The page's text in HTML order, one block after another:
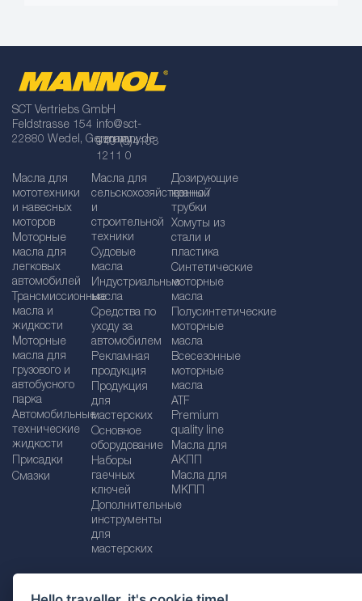
SCT Vertriebs GmbH
Feldstrasse 154
22880 Wedel, Germany
info@sct-
germany.de
+49 (0)4103
1211 0
Масла для
мототехники
и навесных
моторов
Моторные
масла для
легковых
автомобилей
Трансмиссионные
масла и
жидкости
Моторные
масла для
грузового и
автобусного
парка
Автомобильные
технические
жидкости
Присадки
Смазки
Масла для
сельскохозяйственной
и
строительной
техники
Судовые
масла
Индустриальные
масла
Средства по
уходу за
автомобилем
Рекламная
продукция
Продукция
для
мастерских
Основное
оборудование
Наборы
гаечных
ключей
Дополнительные
инструменты
для
мастерских
Дозирующие
краны /
трубки
Хомуты из
стали и
пластика
Синтетические
моторные
масла
Полусинтетические
моторные
масла
Bсесезонные
моторные
масла
ATF
Premium
quality line
Масла для
АКПП
Масла для
МКПП